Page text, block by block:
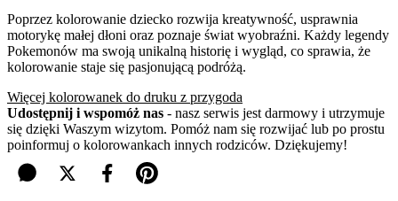
Poprzez kolorowanie dziecko rozwija kreatywność, usprawnia
motorykę małej dłoni oraz poznaje świat wyobraźni. Każdy legendy
Pokemonów ma swoją unikalną historię i wygląd, co sprawia, że
kolorowanie staje się pasjonującą podróżą.
Więcej kolorowanek do druku z przygoda
Udostępnij i wspomóż nas - nasz serwis jest darmowy i utrzymuje
się dzięki Waszym wizytom. Pomóż nam się rozwijać lub po prostu
poinformuj o kolorowankach innych rodziców. Dziękujemy!